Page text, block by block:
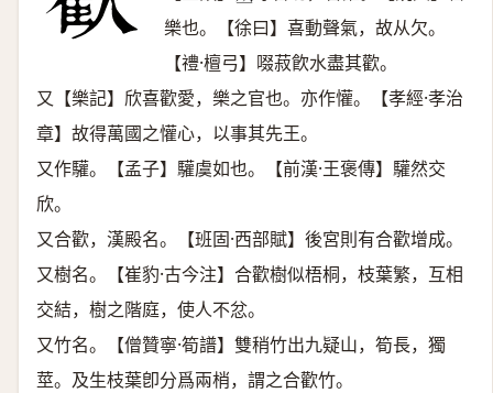
樂也。【徐曰】喜動聲氣，故从欠。
【禮·檀弓】啜菽飮水盡其歡。
又【樂記】欣喜歡愛，樂之官也。亦作懽。【孝經·孝治
章】故得萬國之懽心，以事其先王。
又作驩。【孟子】驩虞如也。【前漢·王褒傳】驩然交
欣。
又合歡，漢殿名。【班固·西部賦】後宮則有合歡增成。
又樹名。【崔豹·古今注】合歡樹似梧桐，枝葉繁，互相
交結，樹之階庭，使人不忿。
又竹名。【僧贊寧·筍譜】雙稍竹出九疑山，筍長，獨
莖。及生枝葉卽分爲兩梢，謂之合歡竹。